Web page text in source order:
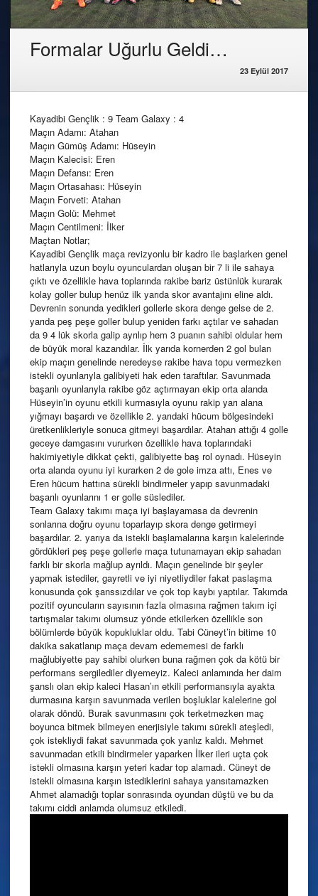
Formalar Uğurlu Geldi…
23 Eylül 2017
Kayadibi Gençlik : 9 Team Galaxy : 4
Maçın Adamı: Atahan
Maçın Gümüş Adamı: Hüseyin
Maçın Kalecisi: Eren
Maçın Defansı: Eren
Maçın Ortasahası: Hüseyin
Maçın Forveti: Atahan
Maçın Golü: Mehmet
Maçın Centilmeni: İlker
Maçtan Notlar;
Kayadibi Gençlik maça revizyonlu bir kadro ile başlarken genel
hatlarıyla uzun boylu oyunculardan oluşan bir 7 li ile sahaya
çıktı ve özellikle hava toplarında rakibe bariz üstünlük kurarak
kolay goller bulup henüz ilk yarıda skor avantajını eline aldı.
Devrenin sonunda yedikleri gollerle skora denge gelse de 2.
yarıda peş peşe goller bulup yeniden farkı açtılar ve sahadan
da 9 4 lük skorla galip ayrılıp hem 3 puanın sahibi oldular hem
de büyük moral kazandılar. İlk yarıda kornerden 2 gol bulan
ekip maçın genelinde neredeyse rakibe hava topu vermezken
istekli oyunlarıyla galibiyeti hak eden taraftılar. Savunmada
başarılı oyunlarıyla rakibe göz açtırmayan ekip orta alanda
Hüseyin’in oyunu etkili kurmasıyla oyunu rakip yarı alana
yığmayı başardı ve özellikle 2. yarıdaki hücum bölgesindeki
üretkenlikleriyle sonuca gitmeyi başardılar. Atahan attığı 4 golle
geceye damgasını vururken özellikle hava toplarındaki
hakimiyetiyle dikkat çekti, galibiyette baş rol oynadı. Hüseyin
orta alanda oyunu iyi kurarken 2 de gole imza attı, Enes ve
Eren hücum hattına sürekli bindirmeler yapıp savunmadaki
başarılı oyunlarını 1 er golle süslediler.
Team Galaxy takımı maça iyi başlayamasa da devrenin
sonlarına doğru oyunu toparlayıp skora denge getirmeyi
başardılar. 2. yarıya da istekli başlamalarına karşın kalelerinde
gördükleri peş peşe gollerle maça tutunamayan ekip sahadan
farklı bir skorla mağlup ayrıldı. Maçın genelinde bir şeyler
yapmak istediler, gayretli ve iyi niyetliydiler fakat paslaşma
konusunda çok şanssızdılar ve çok top kaybı yaptılar. Takımda
pozitif oyuncuların sayısının fazla olmasına rağmen takım içi
tartışmalar takımı olumsuz yönde etkilerken özellikle son
bölümlerde büyük kopukluklar oldu. Tabi Cüneyt’in bitime 10
dakika sakatlanıp maça devam edememesi de farklı
mağlubiyette pay sahibi olurken buna rağmen çok da kötü bir
performans sergilediler diyemeyiz. Kaleci anlamında her daim
şanslı olan ekip kaleci Hasan’ın etkili performansıyla ayakta
durmasına karşın savunmada verilen boşluklar kalelerine gol
olarak döndü. Burak savunmasını çok terketmezken maç
boyunca bitmek bilmeyen enerjisiyle takımı sürekli ateşledi,
çok istekliydi fakat savunmada çok yanlız kaldı. Mehmet
savunmadan etkili bindirmeler yaparken İlker ileri uçta çok
istekli olmasına karşın yeteri kadar top alamadı. Cüneyt de
istekli olmasına karşın istediklerini sahaya yansıtamazken
Ahmet alamadığı toplar sonrasında oyundan düştü ve bu da
takımı ciddi anlamda olumsuz etkiledi.